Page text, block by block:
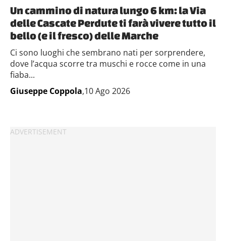
Un cammino di natura lungo 6 km: la Via
delle Cascate Perdute ti farà vivere tutto il
bello (e il fresco) delle Marche
Ci sono luoghi che sembrano nati per sorprendere,
dove l’acqua scorre tra muschi e rocce come in una
fiaba...
Giuseppe Coppola,10 Ago 2026